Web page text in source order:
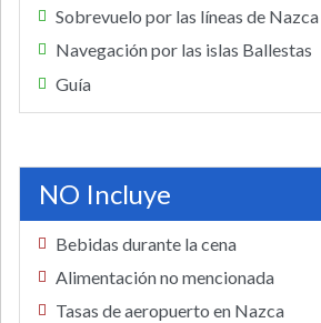
Sobrevuelo por las líneas de Nazca
Navegación por las islas Ballestas
Guía
NO Incluye
Bebidas durante la cena
Alimentación no mencionada
Tasas de aeropuerto en Nazca